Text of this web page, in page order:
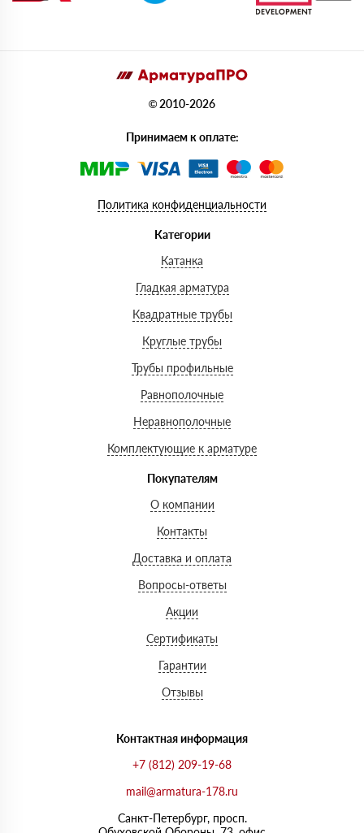
© 2010-2026
Принимаем к оплате:
Политика конфиденциальности
Категории
Катанка
Гладкая арматура
Квадратные трубы
Круглые трубы
Трубы профильные
Равнополочные
Неравнополочные
Комплектующие к арматуре
Покупателям
О компании
Контакты
Доставка и оплата
Вопросы-ответы
Акции
Сертификаты
Гарантии
Отзывы
Контактная информация
+7 (812) 209-19-68
mail@armatura-178.ru
Санкт-Петербург, просп.